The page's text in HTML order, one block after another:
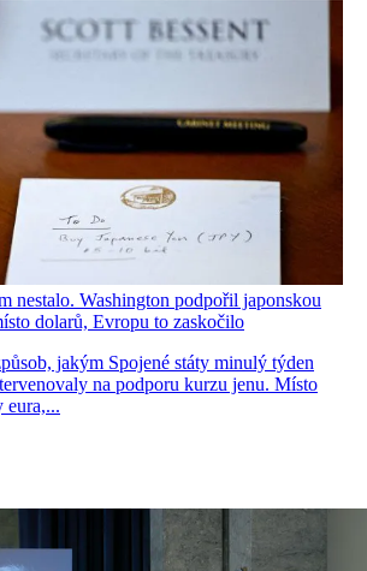
nestalo. Washington podpořil japonskou
dolarů, Evropu to zaskočilo
jakým Spojené státy minulý týden
na podporu kurzu jenu. Místo
eura,...